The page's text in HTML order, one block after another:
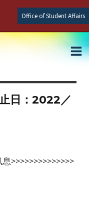
Office of Student Affairs
日：2022／
>>>>>>>>>>>>>>